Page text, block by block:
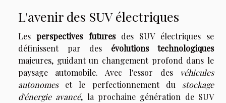
L'avenir des SUV électriques
Lesperspectives futuresdes SUV électriques se
définissent par des évolutions technologiques
majeures, guidant un changement profond dans le
paysage automobile. Avec l'essor des véhicules
autonomeset le perfectionnement du stockage
d'énergie avancé, la prochaine génération de SUV